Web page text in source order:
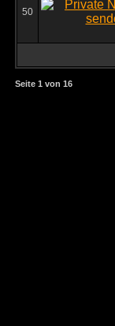
50
Seite 1 von 16